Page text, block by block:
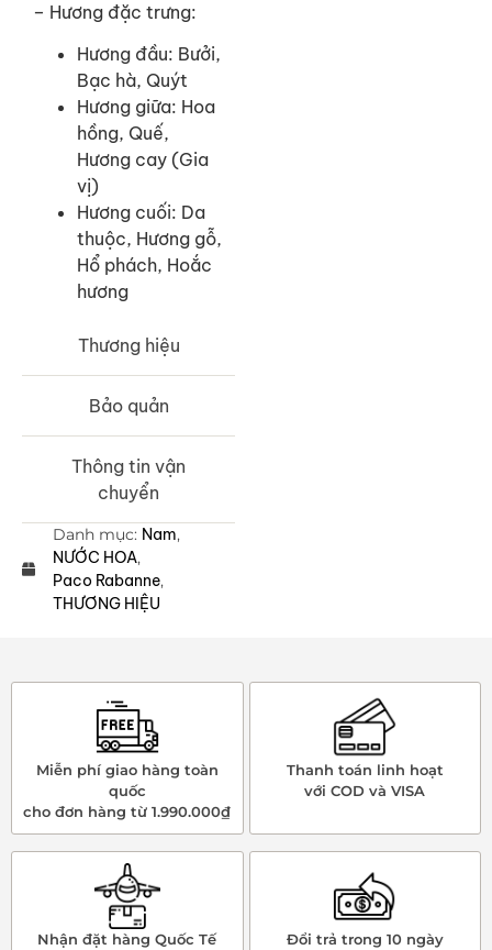
Thương hiệu
Bảo quản
Thông tin vận
chuyển
– Hương đặc trưng:
Hương đầu: Bưởi,
Bạc hà, Quýt
Hương giữa: Hoa
hồng, Quế,
Hương cay (Gia
vị)
Hương cuối: Da
thuộc, Hương gỗ,
Hổ phách, Hoắc
hương
Danh mục: Nam,
NƯỚC HOA,
Paco Rabanne,
THƯƠNG HIỆU
Miễn phí giao hàng toàn
quốc
cho đơn hàng từ 1.990.000₫
Thanh toán linh hoạt
với COD và VISA
Nhận đặt hàng Quốc Tế
Đổi trả trong 10 ngày